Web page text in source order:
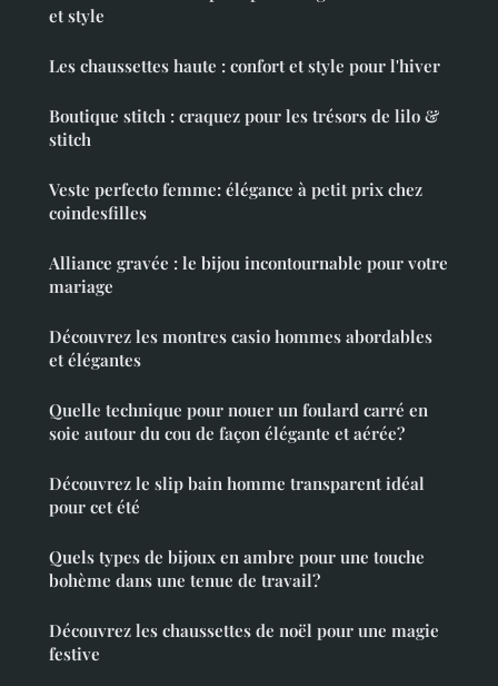
et style
Les chaussettes haute : confort et style pour l'hiver
Boutique stitch : craquez pour les trésors de lilo &
stitch
Veste perfecto femme: élégance à petit prix chez
coindesfilles
Alliance gravée : le bijou incontournable pour votre
mariage
Découvrez les montres casio hommes abordables
et élégantes
Quelle technique pour nouer un foulard carré en
soie autour du cou de façon élégante et aérée?
Découvrez le slip bain homme transparent idéal
pour cet été
Quels types de bijoux en ambre pour une touche
bohème dans une tenue de travail?
Découvrez les chaussettes de noël pour une magie
festive